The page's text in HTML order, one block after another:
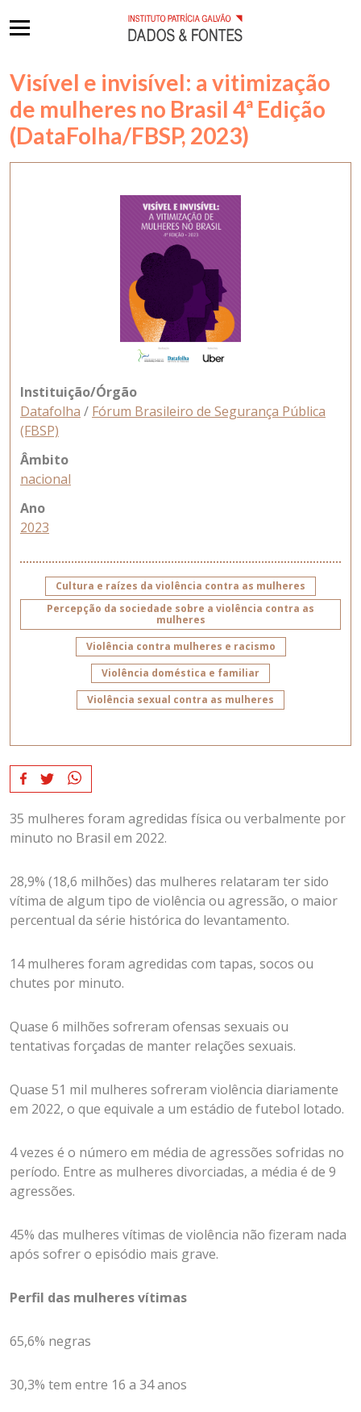
Visível e invisível: a vitimização
de mulheres no Brasil 4ª Edição
(DataFolha/FBSP, 2023)
Instituição/Órgão
Datafolha / Fórum Brasileiro de Segurança Pública
(FBSP)
Âmbito
nacional
Ano
2023
Cultura e raízes da violência contra as mulheres
Percepção da sociedade sobre a violência contra as
mulheres
Violência contra mulheres e racismo
Violência doméstica e familiar
Violência sexual contra as mulheres
35 mulheres foram agredidas física ou verbalmente por
minuto no Brasil em 2022.
28,9% (18,6 milhões) das mulheres relataram ter sido
vítima de algum tipo de violência ou agressão, o maior
percentual da série histórica do levantamento.
14 mulheres foram agredidas com tapas, socos ou
chutes por minuto.
Quase 6 milhões sofreram ofensas sexuais ou
tentativas forçadas de manter relações sexuais.
Quase 51 mil mulheres sofreram violência diariamente
em 2022, o que equivale a um estádio de futebol lotado.
4 vezes é o número em média de agressões sofridas no
período. Entre as mulheres divorciadas, a média é de 9
agressões.
45% das mulheres vítimas de violência não fizeram nada
após sofrer o episódio mais grave.
Perfil das mulheres vítimas
65,6% negras
30,3% tem entre 16 a 34 anos